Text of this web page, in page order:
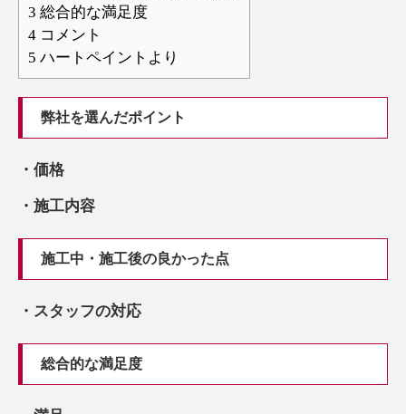
3 総合的な満足度
4 コメント
5 ハートペイントより
弊社を選んだポイント
・価格
・施工内容
施工中・施工後の良かった点
・スタッフの対応
総合的な満足度